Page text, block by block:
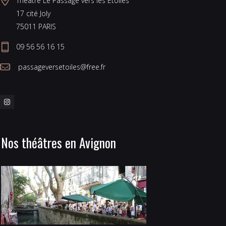
17 cité Joly
75011 PARIS
09 56 56 16 15
passageversetoiles@free.fr
Nos théâtres en Avignon